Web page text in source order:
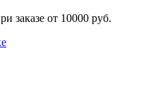
заказе от 10000 руб.